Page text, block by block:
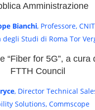
Amministrazione
Bianchi, Professore,
degli Studi di Roma Tor
“Fiber for 5G”, a cura
FTTH Council
, Director Technical
Solutions, Commscope